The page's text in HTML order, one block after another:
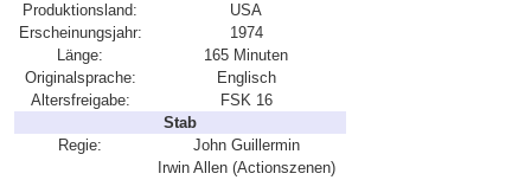
Produktionsland:
USA
Erscheinungsjahr:
1974
Länge:
165 Minuten
Originalsprache:
Englisch
Altersfreigabe:
FSK 16
Stab
Regie:
John Guillermin
Irwin Allen (Actionszenen)